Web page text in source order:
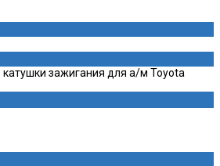
катушки зажигания для а/м Toyota